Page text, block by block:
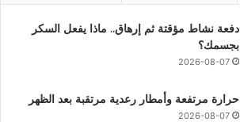
دفعة نشاط مؤقتة ثم إرهاق.. ماذا يفعل السكر
بجسمك؟
2026-08-07
حرارة مرتفعة وأمطار رعدية مرتقبة بعد الظهر
2026-08-07